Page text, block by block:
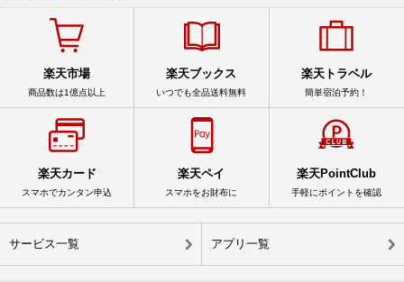
楽天市場
商品数は1億点以上
楽天ブックス
いつでも全品送料無料
楽天トラベル
簡単宿泊予約！
楽天カード
スマホでカンタン申込
楽天ペイ
スマホをお財布に
楽天PointClub
手軽にポイントを確認
サービス一覧 アプリ一覧